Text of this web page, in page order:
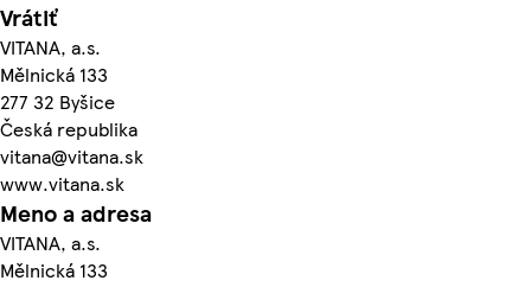
Vrátiť
VITANA, a.s.
Mělnická 133
277 32 Byšice
Česká republika
vitana@vitana.sk
www.vitana.sk
Meno a adresa
VITANA, a.s.
Mělnická 133